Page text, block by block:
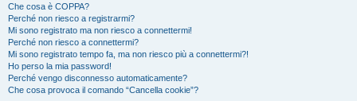
Che cosa è COPPA?
Perché non riesco a registrarmi?
Mi sono registrato ma non riesco a connettermi!
Perché non riesco a connettermi?
Mi sono registrato tempo fa, ma non riesco più a connettermi?!
Ho perso la mia password!
Perché vengo disconnesso automaticamente?
Che cosa provoca il comando “Cancella cookie”?